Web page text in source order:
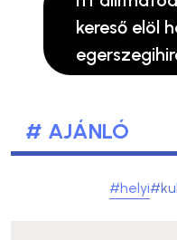
kereső elöl
# AJÁNLÓ
#helyi